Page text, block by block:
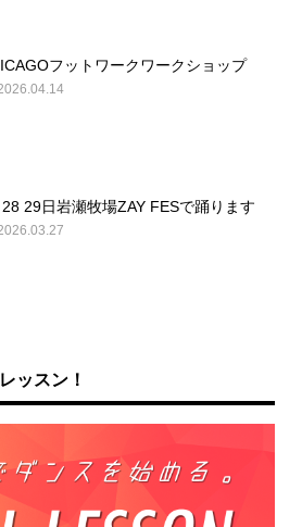
フットワークワークショップ
29日岩瀬牧場ZAY FESで踊ります
ッスン！